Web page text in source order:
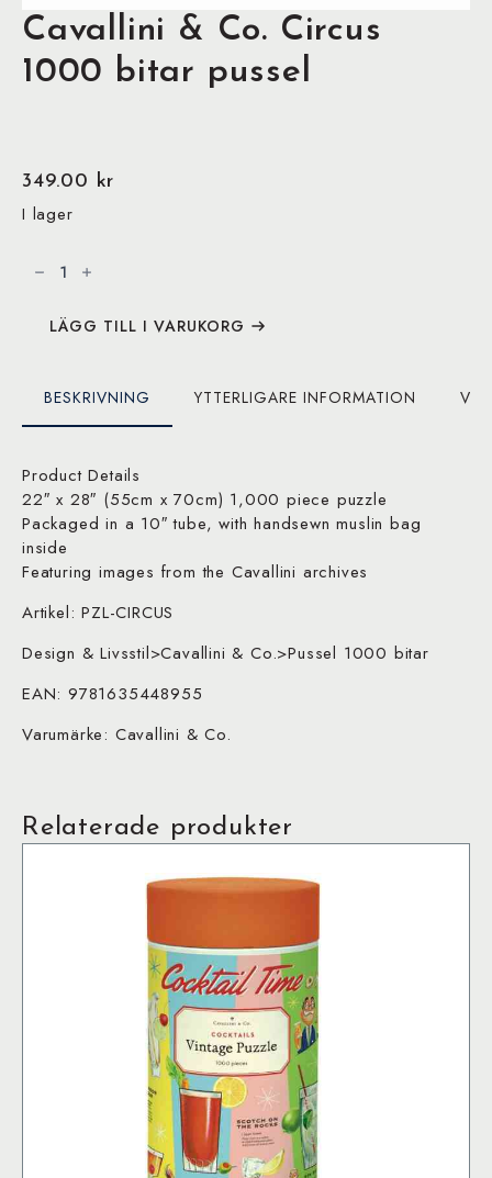
Cavallini & Co. Circus
1000 bitar pussel
349.00 kr
I lager
Co.
bitarLÄGG TILL I VARUKORG
BESKRIVNING YTTERLIGARE INFORMATION
Product Details
22″ x 28″ (55cm x 70cm) 1,000 piece puzzle
Packaged in a 10″ tube, with handsewn muslin bag
inside
Featuring images from the Cavallini archives
Artikel: PZL-CIRCUS
Design & Livsstil>Cavallini & Co.>Pussel 1000 bitar
EAN: 9781635448955
Varumärke: Cavallini & Co.
Relaterade produkter